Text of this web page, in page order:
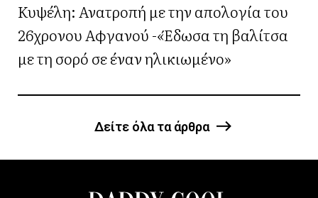
Κυψέλη: Ανατροπή με την απολογία του
26χρονου Αφγανού -«Έδωσα τη βαλίτσα
με τη σορό σε έναν ηλικιωμένο»
Δείτε όλα τα άρθρα